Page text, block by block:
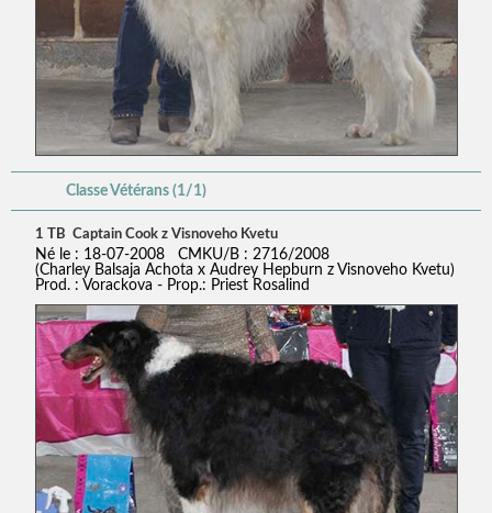
Classe Vétérans (1/1)
1 TB Captain Cook z Visnoveho Kvetu
Né le : 18-07-2008 CMKU/B : 2716/2008
(Charley Balsaja Achota x Audrey Hepburn z Visnoveho Kvetu)
Prod. : Vorackova - Prop.: Priest Rosalind